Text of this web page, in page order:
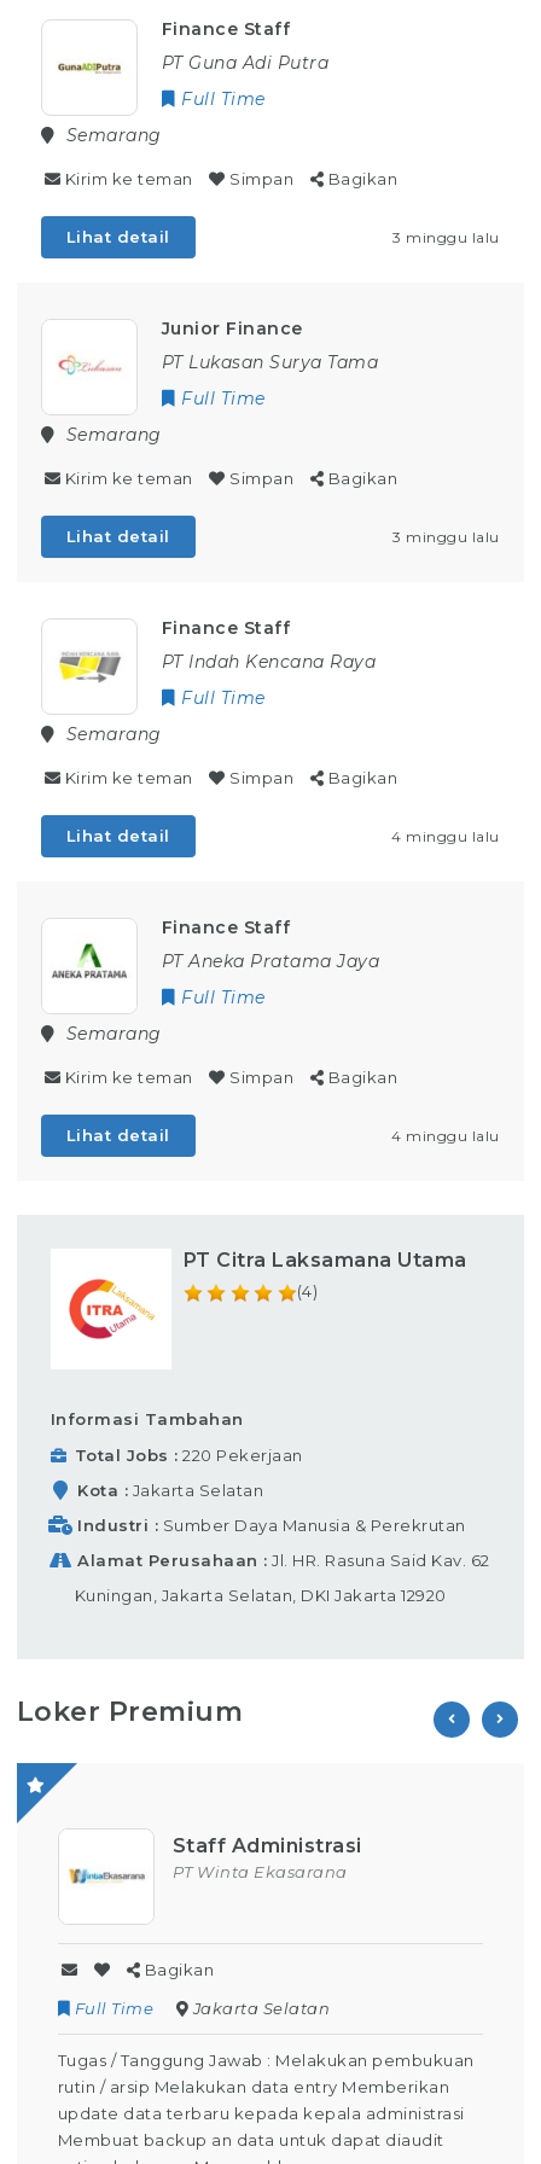
Finance Staff
PT Guna Adi Putra
Full Time
Semarang
Kirim ke teman Simpan Bagikan
Lihat detail 3 minggu lalu
Junior Finance
PT Lukasan Surya Tama
Full Time
Semarang
Kirim ke teman Simpan Bagikan
Lihat detail 3 minggu lalu
Finance Staff
PT Indah Kencana Raya
Full Time
Semarang
Kirim ke teman Simpan Bagikan
Lihat detail 4 minggu lalu
Finance Staff
PT Aneka Pratama Jaya
Full Time
Semarang
Kirim ke teman Simpan Bagikan
Lihat detail 4 minggu lalu
PT Citra Laksamana Utama
(4)
Informasi Tambahan
Total Jobs
220 Pekerjaan
Kota
Jakarta Selatan
Industri
Sumber Daya Manusia & Perekrutan
Alamat Perusahaan
Jl. HR. Rasuna Said Kav. 62
Kuningan, Jakarta Selatan, DKI Jakarta 12920
Loker Premium
Operator Produksi
PT Parion Indo Tama
Bagikan
Contract
Kuningan
Tugas / Tanggung Jawab : Melakukan Kegiatan
Operator Produksi Setiap Harinya Dapat Menjaga
keselamatan dalam bekerja Dapat
mengoperasikan mesin produksi (Tahap